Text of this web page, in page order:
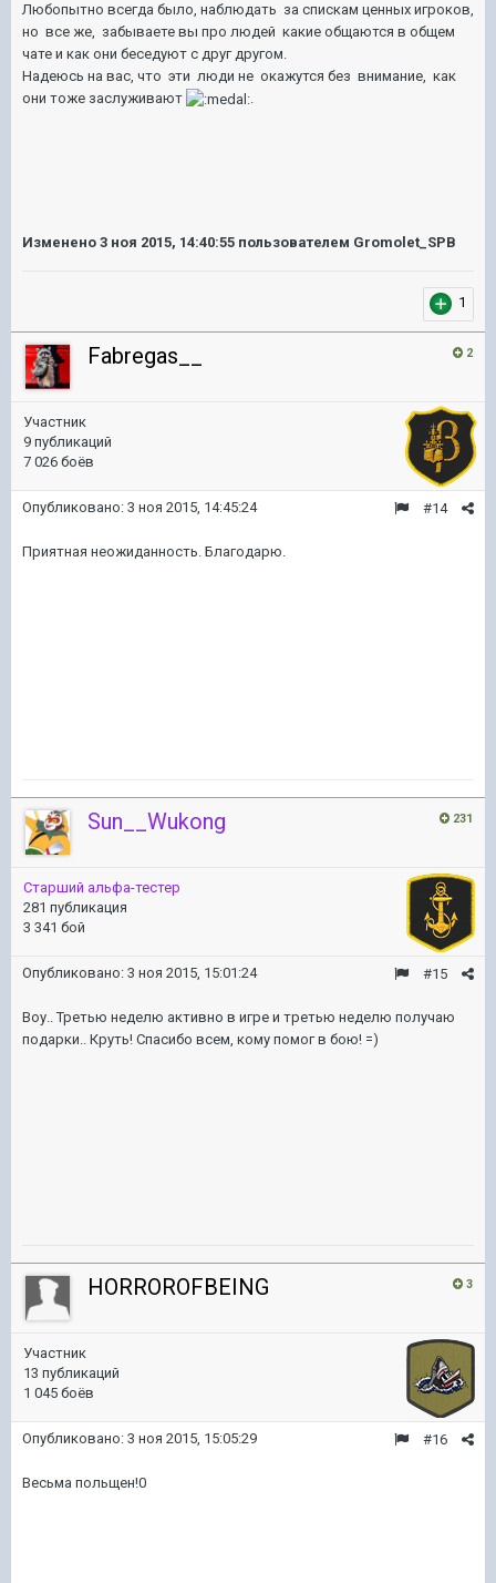
Любопытно всегда было, наблюдать за спискам ценных игроков,
но все же, забываете вы про людей какие общаются в общем
чате и как они беседуют с друг другом.
Надеюсь на вас, что эти люди не окажутся без внимание, как
они тоже заслуживают
.
Изменено 3 ноя 2015, 14:40:55 пользователем Gromolet_SPB
1
2
Fabregas__
Участник
9 публикаций
7 026 боёв
#14
Опубликовано: 3 ноя 2015, 14:45:24
Приятная неожиданность. Благодарю.
231
Sun__Wukong
Старший альфа-тестер
281 публикация
3 341 бой
#15
Опубликовано: 3 ноя 2015, 15:01:24
Воу.. Третью неделю активно в игре и третью неделю получаю
подарки.. Круть! Спасибо всем, кому помог в бою! =)
3
HORROROFBEING
Участник
13 публикаций
1 045 боёв
#16
Опубликовано: 3 ноя 2015, 15:05:29
Весьма польщен!0